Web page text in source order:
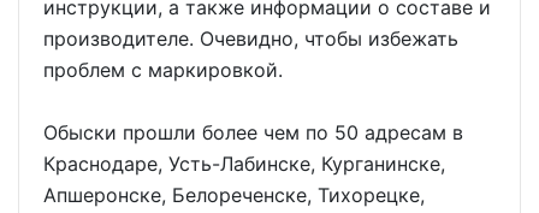
инструкции, а также информации о составе и
производителе. Очевидно, чтобы избежать
проблем с маркировкой.
Обыски прошли более чем по 50 адресам в
Краснодаре, Усть-Лабинске, Курганинске,
Апшеронске, Белореченске, Тихорецке,